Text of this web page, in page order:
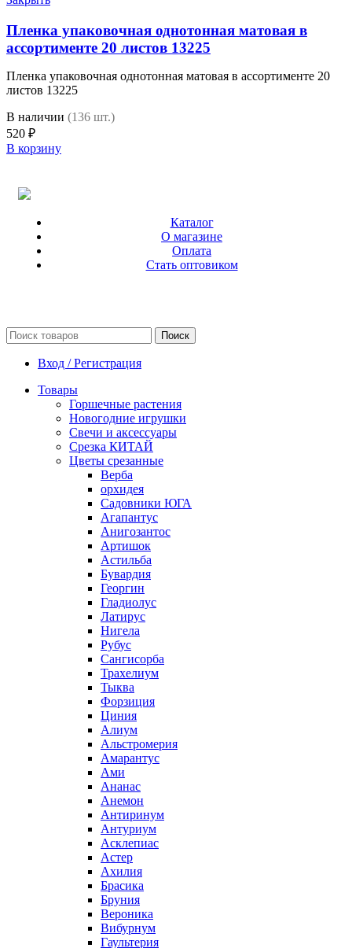
Пленка упаковочная однотонная матовая в
ассортименте 20 листов 13225
Пленка упаковочная однотонная матовая в ассортименте 20
листов 13225
В наличии (136 шт.)
520 ₽
В корзину
Каталог
О магазине
Оплата
Стать оптовиком
Поиск
Вход / Регистрация
Товары
Горшечные растения
Новогодние игрушки
Свечи и аксессуары
Срезка КИТАЙ
Цветы срезанные
Верба
орхидея
Садовники ЮГА
Агапантус
Анигозантос
Артишок
Астильба
Бувардия
Георгин
Гладиолус
Латирус
Нигела
Рубус
Сангисорба
Трахелиум
Тыква
Форзиция
Циния
Алиум
Альстромерия
Амарантус
Ами
Ананас
Анемон
Антиринум
Антуриум
Асклепиас
Астер
Ахилия
Брасика
Бруния
Вероника
Вибурнум
Гаультерия